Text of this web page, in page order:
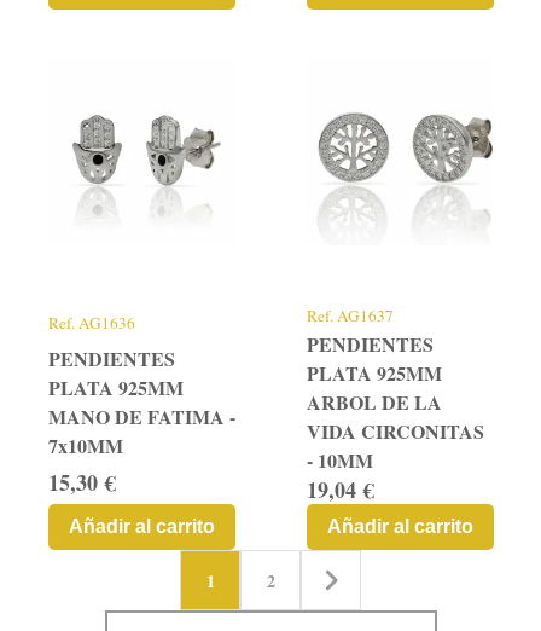
Ref.AG1636
PENDIENTES
PLATA 925MM
MANO DE FATIMA -
7x10MM
15,30 €
Añadir al carrito
Ref.AG1637
PENDIENTES
PLATA 925MM
ARBOL DE LA
VIDA CIRCONITAS
- 10MM
19,04 €
Añadir al carrito
1 2